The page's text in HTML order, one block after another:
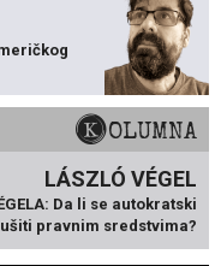
KOLUMNA
LÁSZLÓ VÉGEL
Da li se autokratski
pravnim sredstvima?